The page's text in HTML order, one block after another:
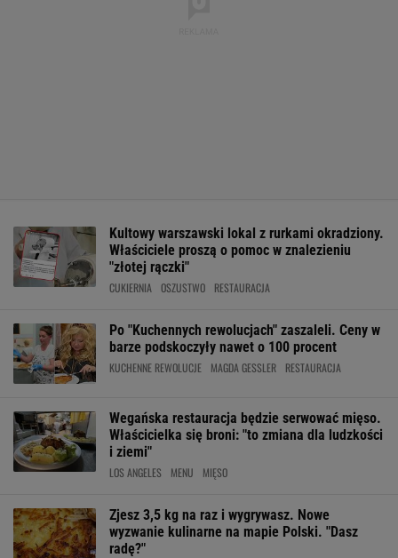
Kultowy warszawski lokal z rurkami okradziony.
Właściciele proszą o pomoc w znalezieniu
"złotej rączki"
CUKIERNIA OSZUSTWO RESTAURACJA
Po "Kuchennych rewolucjach" zaszaleli. Ceny w
barze podskoczyły nawet o 100 procent
KUCHENNE REWOLUCJE MAGDA GESSLER RESTAURACJA
Wegańska restauracja będzie serwować mięso.
Właścicielka się broni: "to zmiana dla ludzkości
i ziemi"
LOS ANGELES MENU MIĘSO
Zjesz 3,5 kg na raz i wygrywasz. Nowe
wyzwanie kulinarne na mapie Polski. "Dasz
radę?"